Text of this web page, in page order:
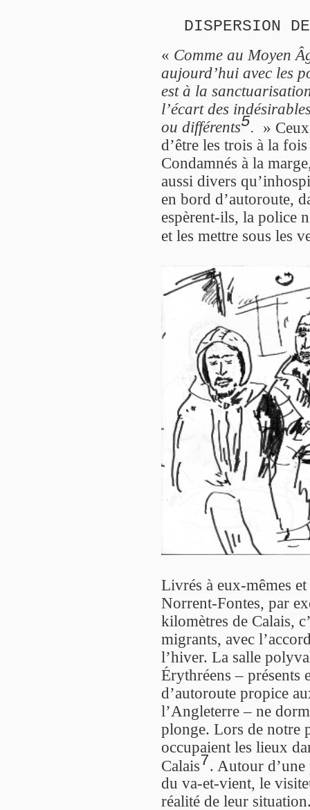
DISPERSION
« Comme au Moyen
aujourd’hui avec les
est à la
l’écart des
ou différents5. »
d’être les trois à la
Condamnés à la
aussi divers
en bord d’autoroute,
espèrent-ils, la police
et les mettre sous les
Livrés à eux-mêmes
Norrent-Fontes, par
kilomètres de Calais,
migrants, avec
l’hiver. La salle
Érythréens – présents
d’autoroute propice
l’Angleterre – ne
plonge. Lors de notre
occupaient les lieux
Calais7. Autour
du va-et-vient, le
réalité de leur